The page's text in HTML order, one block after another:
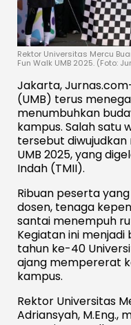
Rektor Universitas Mercu
Fun Walk UMB 2025. (Foto:
Jakarta,
(UMB) terus
menumbuhkan
kampus. Salah satu
tersebut diwujudkan
UMB 2025, yang
Indah (TMII).
Ribuan peserta
dosen, tenaga
santai menempuh
Kegiatan ini
tahun ke-40
ajang mempererat
kampus.
Rektor Universitas
Adriansyah, M.Eng.,